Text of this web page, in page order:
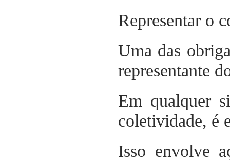
Representar o
Uma das
representante
Em qualquer
coletividade, é
Isso envolve